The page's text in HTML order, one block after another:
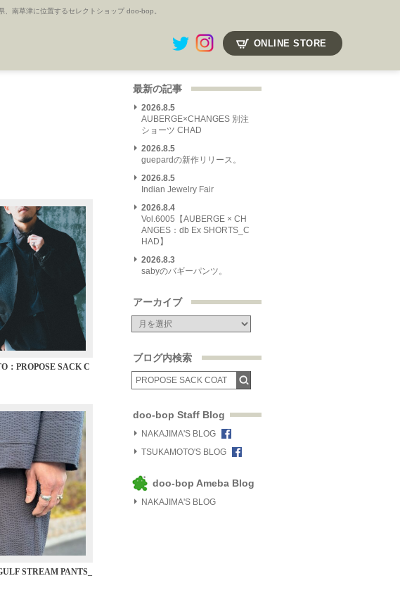
南草津に位置するセレクトショップ doo-bop。
ONLINE STORE
：PROPOSE SACK C
STREAM PANTS_
最新の記事
2026.8.5
AUBERGE×CHANGES 別注
ショーツ CHAD
2026.8.5
guepardの新作リリース。
2026.8.5
Indian Jewelry Fair
2026.8.4
Vol.6005【AUBERGE × CH
ANGES：db Ex SHORTS_C
HAD】
2026.8.3
sabyのバギーパンツ。
アーカイブ
ブログ内検索
doo-bop Staff Blog
NAKAJIMA'S BLOG
TSUKAMOTO'S BLOG
doo-bop Ameba Blog
NAKAJIMA'S BLOG